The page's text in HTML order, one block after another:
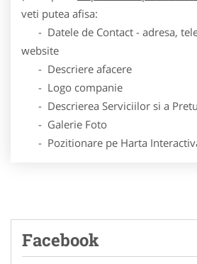
veti putea afisa:
- Datele de Contact - adresa,
website
- Descriere afacere
- Logo companie
- Descrierea Serviciilor si a
- Galerie Foto
- Pozitionare pe Harta
Facebook